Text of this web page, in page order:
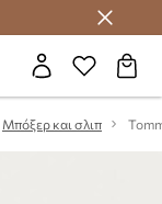
Μπόξερ και σλιπ